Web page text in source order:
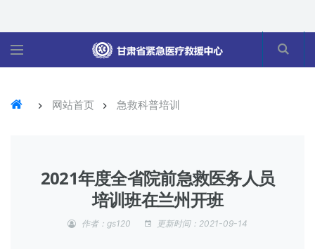
网站首页 急救科普培训
2021年度全省院前急救医务人员
培训班在兰州开班
作者：gs120 更新时间：2021-09-14